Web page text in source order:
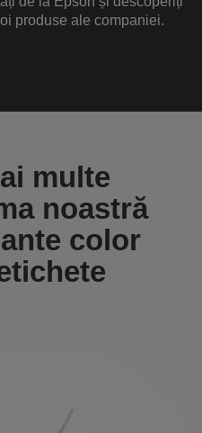
produse ale companiei.
multe
noastră
color